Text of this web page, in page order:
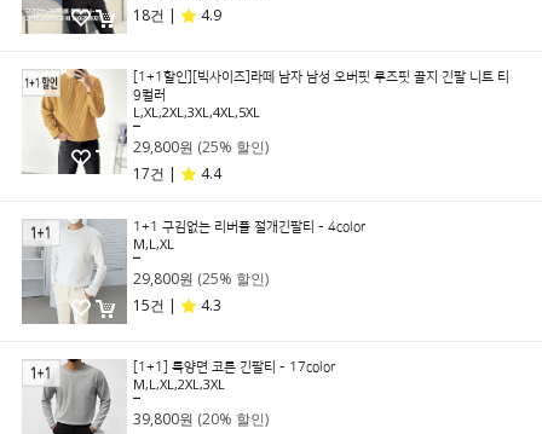
18건 |
4.9
[1+1할인][빅사이즈]라떼 남자 남성 오버핏 루즈핏 골지 긴팔 니트 티
9컬러
L,XL,2XL,3XL,4XL,5XL
29,800원 (25% 할인)
17건 |
4.4
1+1 구김없는 리버풀 절개긴팔티 - 4color
M,L,XL
29,800원 (25% 할인)
15건 |
4.3
[1+1] 특양면 코튼 긴팔티 - 17color
M,L,XL,2XL,3XL
39,800원 (20% 할인)